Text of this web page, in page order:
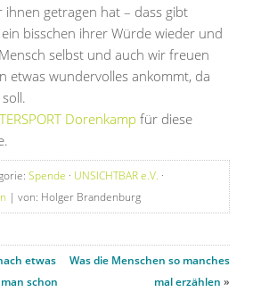
ihnen getragen hat – dass gibt
bisschen ihrer Würde wieder und
selbst und auch wir freuen
etwas wundervolles ankommt, da
Dorenkamp für diese
Spende · UNSICHTBAR e.V. ·
| von: Holger Brandenburg
etwas
schon
Was die Menschen so manches
mal erzählen »